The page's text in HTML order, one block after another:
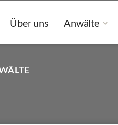
Über uns Anwälte